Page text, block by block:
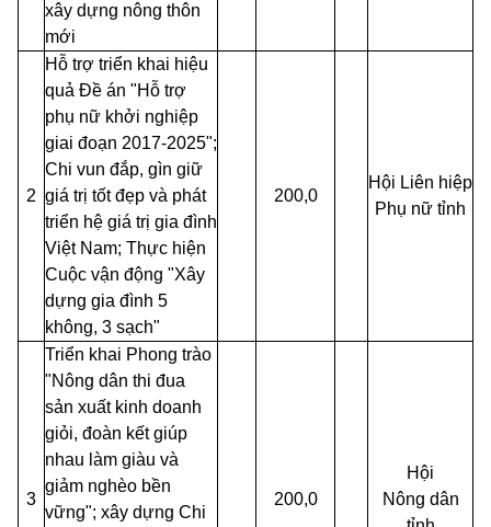
xây dựng nông thôn
mới
2
Hỗ trợ triển khai hiệu
quả Đề án "Hỗ trợ
phụ nữ khởi nghiệp
giai đoạn 2017-2025";
Chi vun đắp, gìn giữ
giá trị tốt đẹp và phát
triển hệ giá trị gia đình
Việt Nam; Thực hiện
Cuộc vận động "Xây
dựng gia đình 5
không, 3 sạch"
200,0
Hội Liên hiệp
Phụ nữ tỉnh
3
Triển khai Phong trào
"Nông dân thi đua
sản xuất kinh doanh
giỏi, đoàn kết giúp
nhau làm giàu và
giảm nghèo bền
vững"; xây dựng Chi
200,0
Hội
Nông dân